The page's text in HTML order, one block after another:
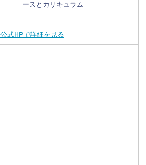
ースとカリキュラム
公式HPで詳細を見る